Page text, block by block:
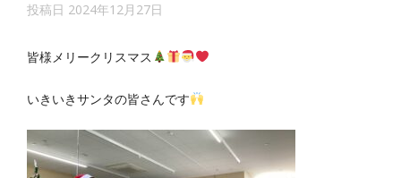
投稿日 2024年12月27日
皆様メリークリスマス
いきいきサンタの皆さんです